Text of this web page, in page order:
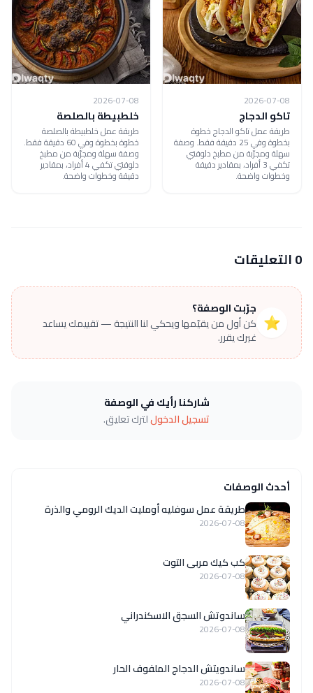
2026-07-08
تاكو الدجاج
طريقة عمل تاكو الدجاج خطوة
بخطوة وفي 25 دقيقة فقط. وصفة
سهلة ومجرّبة من مطبخ دلوقتي
تكفي 3 أفراد، بمقادير دقيقة
وخطوات واضحة.
2026-07-08
خلطبيطة بالصلصة
طريقة عمل خلطبيطة بالصلصة
خطوة بخطوة وفي 60 دقيقة فقط.
وصفة سهلة ومجرّبة من مطبخ
دلوقتي تكفي 4 أفراد، بمقادير
دقيقة وخطوات واضحة.
0 التعليقات
⭐
جرّبت الوصفة؟
كن أول من يقيّمها ويحكي لنا النتيجة — تقييمك يساعد
غيرك يقرر.
شاركنا رأيك في الوصفة
تسجيل الدخوللترك تعليق.
أحدث الوصفات
طريقة عمل سوفليه أومليت الديك الرومي والذرة
2026-07-08
كب كيك مربى التوت
2026-07-08
ساندوتش السجق الاسكندراني
2026-07-08
ساندويتش الدجاج الملفوف الحار
2026-07-08